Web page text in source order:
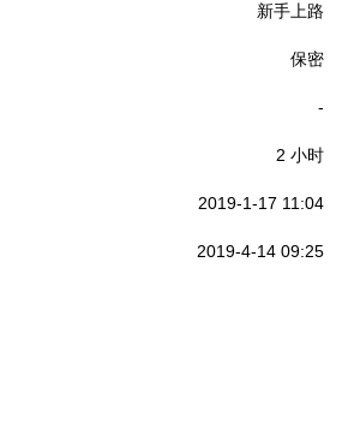
新手上路
保密
-
2 小时
2019-1-17 11:04
2019-4-14 09:25